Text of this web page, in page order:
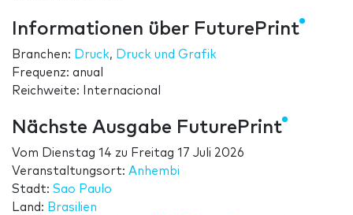
Informationen über FuturePrint
Branchen: Druck, Druck und Grafik
Frequenz: anual
Reichweite: Internacional
Nächste Ausgabe FuturePrint
Vom Dienstag 14 zu Freitag 17 Juli 2026
Veranstaltungsort: Anhembi
Stadt: Sao Paulo
Land: Brasilien